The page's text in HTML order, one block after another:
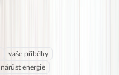
vaše příběhy
nárůst energie